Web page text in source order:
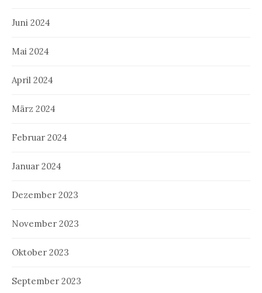
Juni 2024
Mai 2024
April 2024
März 2024
Februar 2024
Januar 2024
Dezember 2023
November 2023
Oktober 2023
September 2023